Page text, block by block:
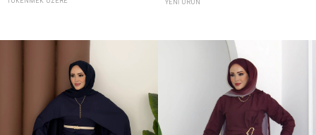
YENI ÜRÜN